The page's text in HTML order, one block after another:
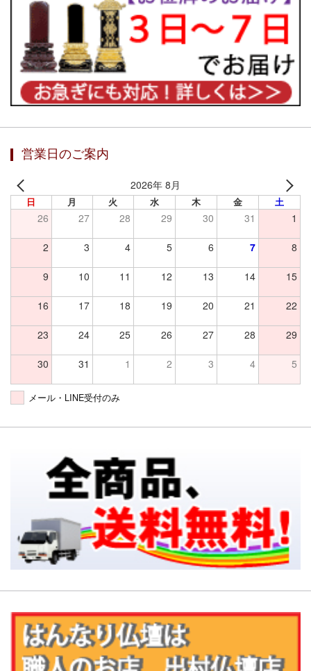
営業日のご案内
2026年 8月
日 月 火 水 木 金 土
26 27 28 29 30 31 1
2 3 4 5 6 7 8
9 10 11 12 13 14 15
16 17 18 19 20 21 22
23 24 25 26 27 28 29
30 31 1 2 3 4 5
メール・LINE受付のみ